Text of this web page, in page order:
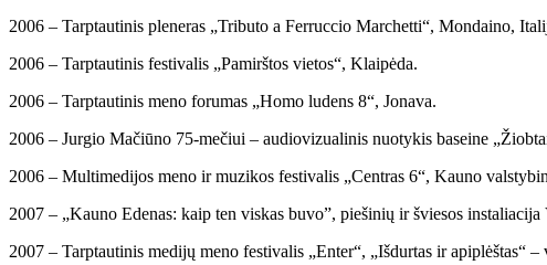
2006 – Tarptautinis pleneras „Tributo a Ferruccio Marchetti“, Mondaino,
2006 – Tarptautinis festivalis „Pamirštos vietos“, Klaipėda.
2006 – Tarptautinis meno forumas „Homo ludens 8“, Jonava.
2006 – Jurgio Mačiūno 75-mečiui – audiovizualinis nuotykis baseine
2006 – Multimedijos meno ir muzikos festivalis „Centras 6“, Kauno
2007 – „Kauno Edenas: kaip ten viskas buvo”, piešinių ir šviesos
2007 – Tarptautinis medijų meno festivalis „Enter“, „Išdurtas ir apiplėštas“